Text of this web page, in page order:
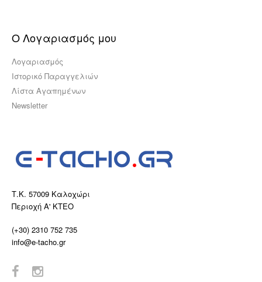
Ο Λογαριασμός μου
Λογαριασμός
Ιστορικό Παραγγελιών
Λίστα Αγαπημένων
Newsletter
Τ.Κ. 57009 Καλοχώρι
Περιοχή Α' ΚΤΕΟ
(+30) 2310 752 735
info@e-tacho.gr